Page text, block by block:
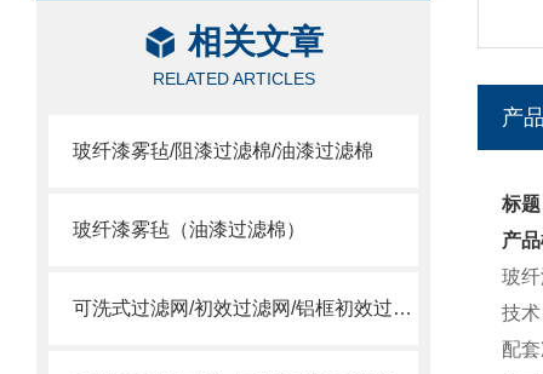
相关文章
RELATED ARTICLES
玻纤漆雾毡/阻漆过滤棉/油漆过滤棉
玻纤漆雾毡（油漆过滤棉）
可洗式过滤网/初效过滤网/铝框初效过滤网
产
标
产
玻
技
配